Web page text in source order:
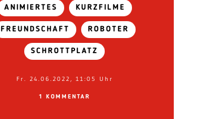
ANIMIERTES KURZFILME
FREUNDSCHAFT ROBOTER
SCHROTTPLATZ
Fr. 24.06.2022, 11:05 Uhr
1 KOMMENTAR